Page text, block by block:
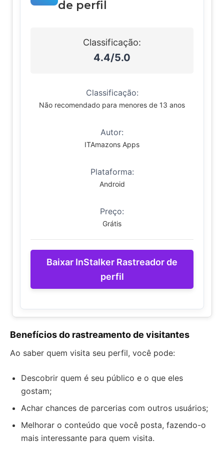
de perfil
Classificação:
4.4/5.0
Classificação:
Não recomendado para menores de 13 anos
Autor:
ITAmazons Apps
Plataforma:
Android
Preço:
Grátis
Baixar InStalker Rastreador de
perfil
Benefícios do rastreamento de visitantes
Ao saber quem visita seu perfil, você pode:
Descobrir quem é seu público e o que eles
gostam;
Achar chances de parcerias com outros usuários;
Melhorar o conteúdo que você posta, fazendo-o
mais interessante para quem visita.